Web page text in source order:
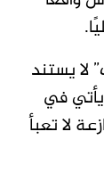
لا يستند
في
لا تعبأ